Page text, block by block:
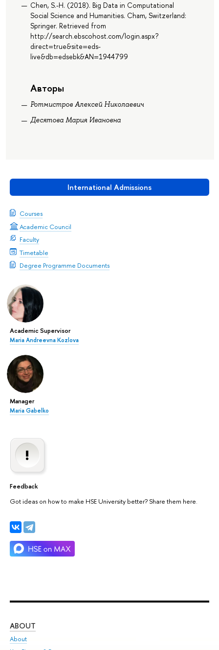
International Admissions
Courses
Academic Council
Faculty
Timetable
Degree Programme Documents
Academic Supervisor
Maria Andreevna Kozlova
Manager
Maria Gabelko
Feedback
Got ideas on how to make HSE University better? Share them here.
Chen, S.-H. (2018). Big Data in Computational
Social Science and Humanities. Cham, Switzerland:
Springer. Retrieved from
http://search.ebscohost.com/login.aspx?
direct=true&site=eds-
live&db=edsebk&AN=1944799
Авторы
Ротмистров Алексей Николаевич
Десятова Мария Ивановна
ABOUT
About